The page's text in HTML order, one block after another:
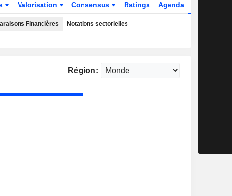
Valorisation Consensus Ratings Agenda
Financières Notations sectorielles
Région: